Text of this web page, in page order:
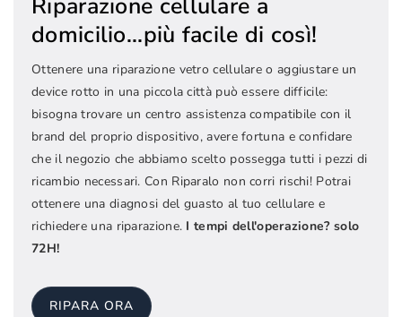
domicilio...più facile di così!
Ottenere una riparazione vetro cellulare o aggiustare un
device rotto in una piccola città può essere difficile:
bisogna trovare un centro assistenza compatibile con il
brand del proprio dispositivo, avere fortuna e confidare
che il negozio che abbiamo scelto possegga tutti i pezzi di
ricambio necessari. Con Riparalo non corri rischi! Potrai
ottenere una diagnosi del guasto al tuo cellulare e
richiedere una riparazione. I tempi dell'operazione? solo
72H!
RIPARA ORA